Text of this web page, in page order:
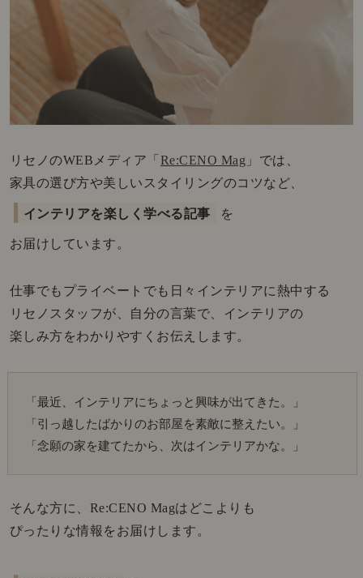
リセノのWEBメディア「 Re:CENO Mag 」では、
家具の選び方や美しいスタイリングのコツなど、
インテリアを楽しく学べる記事 を
お届けしています。
仕事でもプライベートでも日々インテリアに熱中する
リセノスタッフが、自分の言葉で、インテリアの
楽しみ方をわかりやすくお伝えします。
「最近、インテリアにちょっと興味が出てきた。」
「引っ越したばかりのお部屋を素敵に整えたい。」
「念願の家を建てたから、次はインテリアかな。」
そんな方に、Re:CENO Magはどこよりも
ぴったりな情報をお届けします。